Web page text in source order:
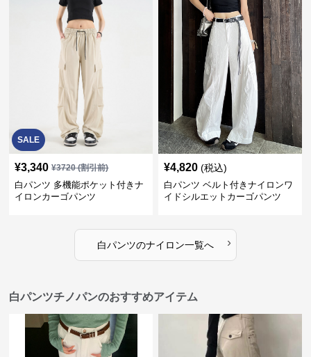
SALE
¥3,340 ¥3720(割引前)
白パンツ 多機能ポケット付きナ
イロンカーゴパンツ
¥4,820 (税込)
白パンツ ベルト付きナイロンワ
イドシルエットカーゴパンツ
白パンツのナイロン一覧へ ›
白パンツチノパンのおすすめアイテム